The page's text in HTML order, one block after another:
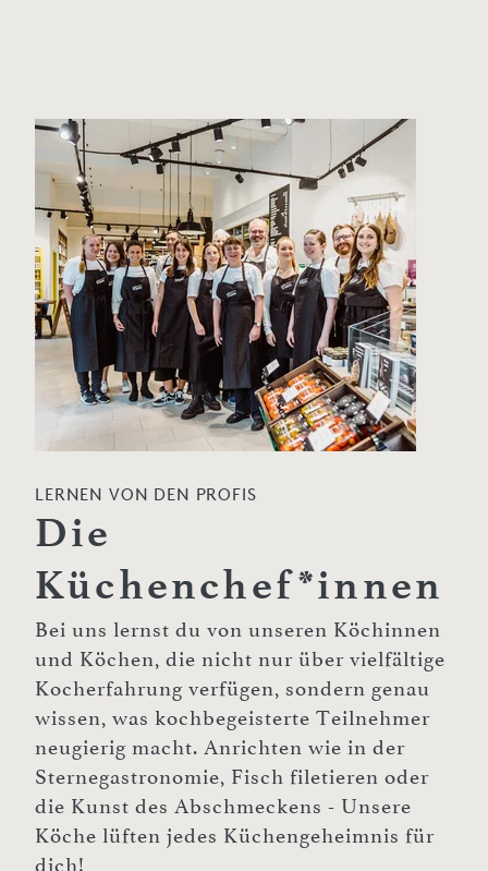
LERNEN VON DEN PROFIS
Die
Küchenchef*innen
Bei uns lernst du von unseren Köchinnen
und Köchen, die nicht nur über vielfältige
Kocherfahrung verfügen, sondern genau
wissen, was kochbegeisterte Teilnehmer
neugierig macht. Anrichten wie in der
Sternegastronomie, Fisch filetieren oder
die Kunst des Abschmeckens - Unsere
Köche lüften jedes Küchengeheimnis für
dich!